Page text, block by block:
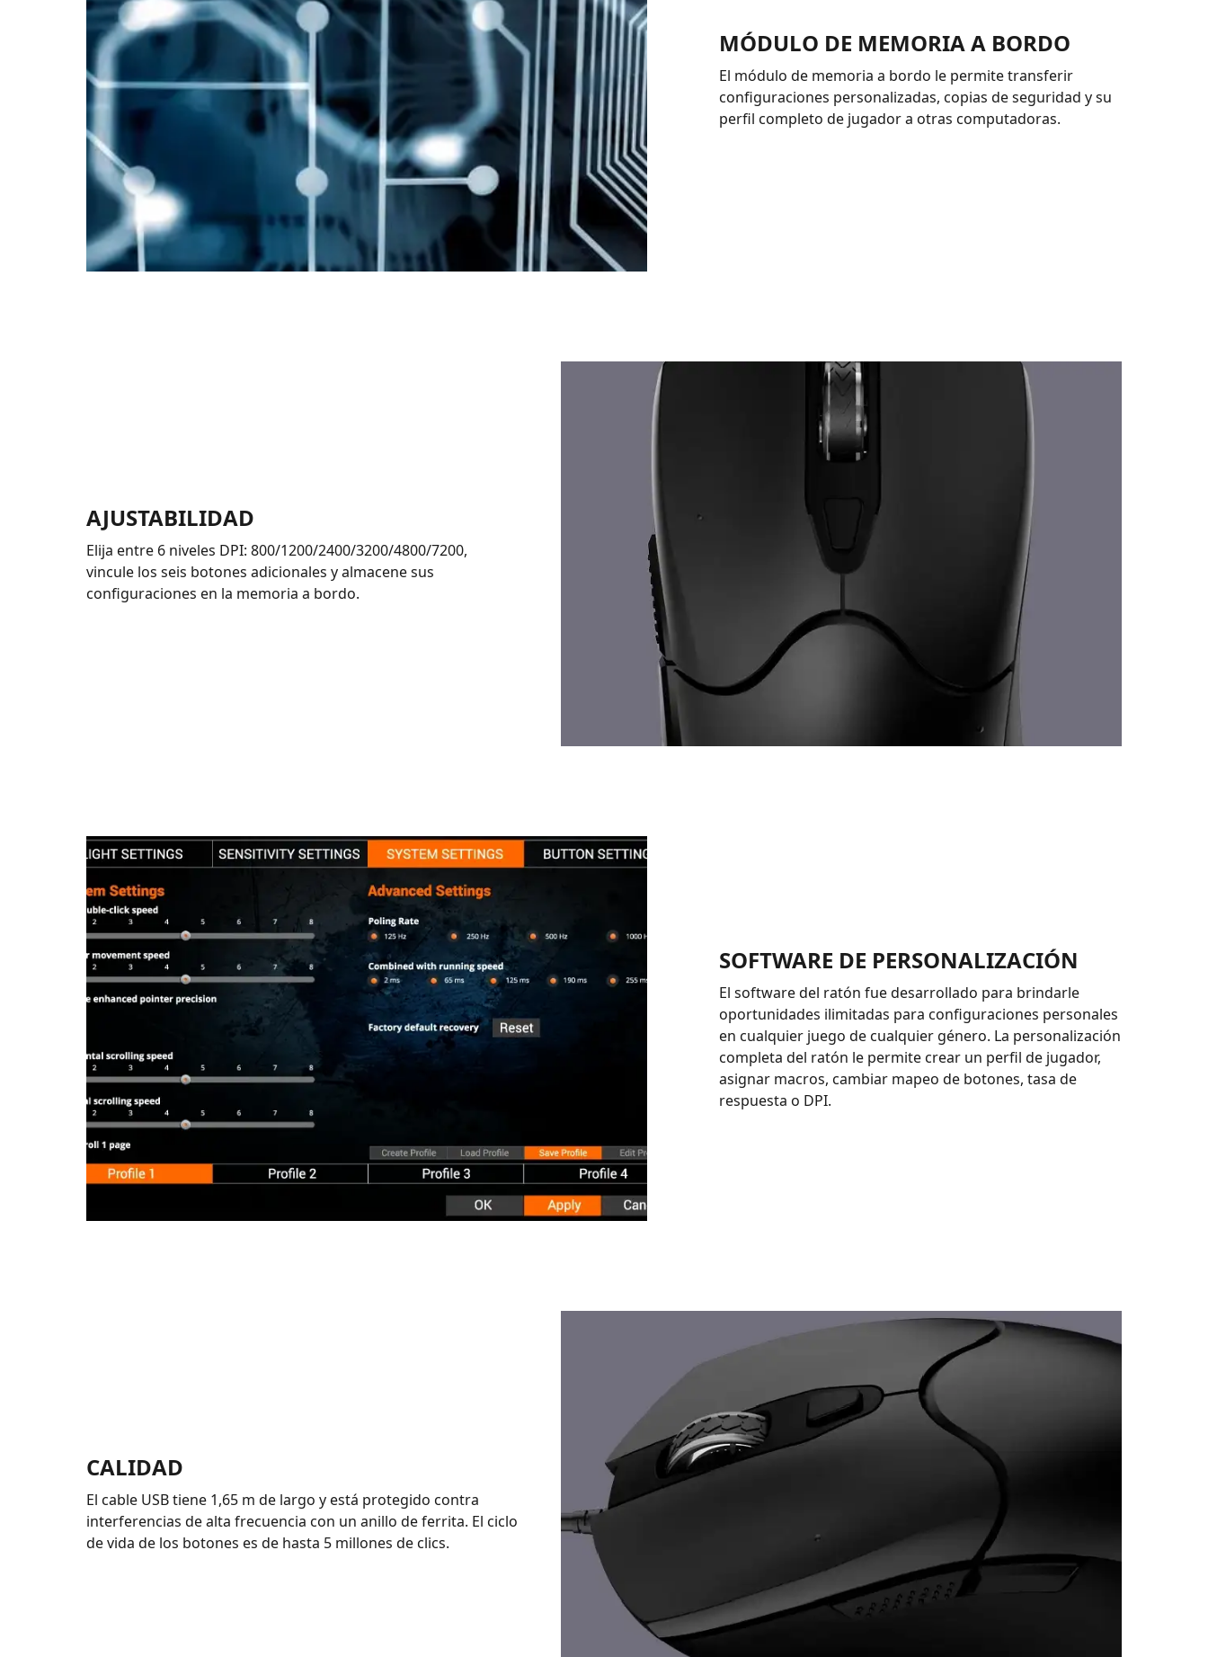
MÓDULO DE MEMORIA A BORDO
El módulo de memoria a bordo le permite transferir
configuraciones personalizadas, copias de seguridad y su
perfil completo de jugador a otras computadoras.
AJUSTABILIDAD
Elija entre 6 niveles DPI: 800/1200/2400/3200/4800/7200,
vincule los seis botones adicionales y almacene sus
configuraciones en la memoria a bordo.
SOFTWARE DE PERSONALIZACIÓN
El software del ratón fue desarrollado para brindarle
oportunidades ilimitadas para configuraciones personales
en cualquier juego de cualquier género. La personalización
completa del ratón le permite crear un perfil de jugador,
asignar macros, cambiar mapeo de botones, tasa de
respuesta o DPI.
CALIDAD
El cable USB tiene 1,65 m de largo y está protegido contra
interferencias de alta frecuencia con un anillo de ferrita. El ciclo
de vida de los botones es de hasta 5 millones de clics.